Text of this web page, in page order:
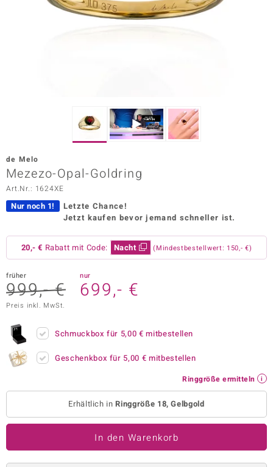
Vogue
Paraíso
Collection
BY DE MELO
de Melo
Mezezo-Opal-Goldring
Art.Nr.: 1624XE
Nur noch 1!
Letzte Chance!
Jetzt kaufen bevor jemand schneller ist.
20,- € Rabatt mit Code: Nacht (Mindestbestellwert: 150,- €)
früher
999,- €
nur
699,- €
Preis inkl. MwSt.
Schmuckbox für 5,00 € mitbestellen
Geschenkbox für 5,00 € mitbestellen
Ringgröße ermitteln
Erhältlich inRinggröße 18, Gelbgold
In den Warenkorb